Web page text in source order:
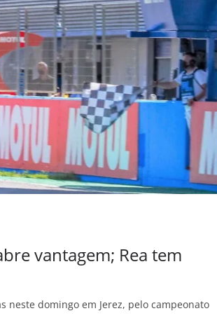
vantagem; Rea tem
neste domingo em Jerez, pelo campeonato